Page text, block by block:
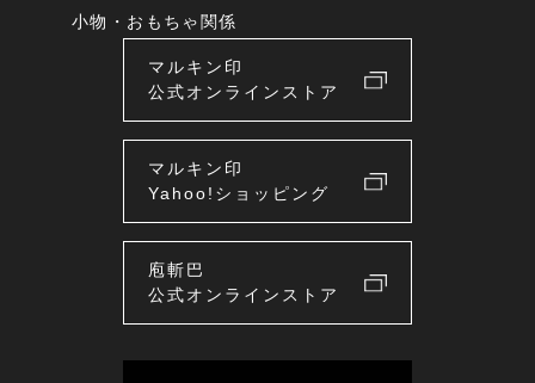
小物・おもちゃ関係
マルキン印
公式オンラインストア
マルキン印
Yahoo!ショッピング
庖斬巴
公式オンラインストア